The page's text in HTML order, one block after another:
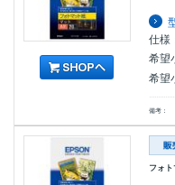
仕様
希望
希望
備考：
フォ